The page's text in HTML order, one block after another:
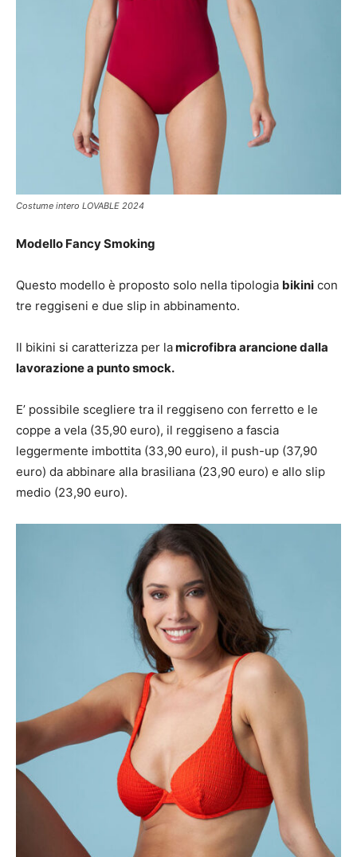
Costume intero LOVABLE 2024
Modello Fancy Smoking
Questo modello è proposto solo nella tipologia bikini con
tre reggiseni e due slip in abbinamento.
Il bikini si caratterizza per lamicrofibra arancione dalla
lavorazione a punto smock.
E’ possibile scegliere tra il reggiseno con ferretto e le
coppe a vela (35,90 euro), il reggiseno a fascia
leggermente imbottita (33,90 euro), il push-up (37,90
euro) da abbinare alla brasiliana (23,90 euro) e allo slip
medio (23,90 euro).